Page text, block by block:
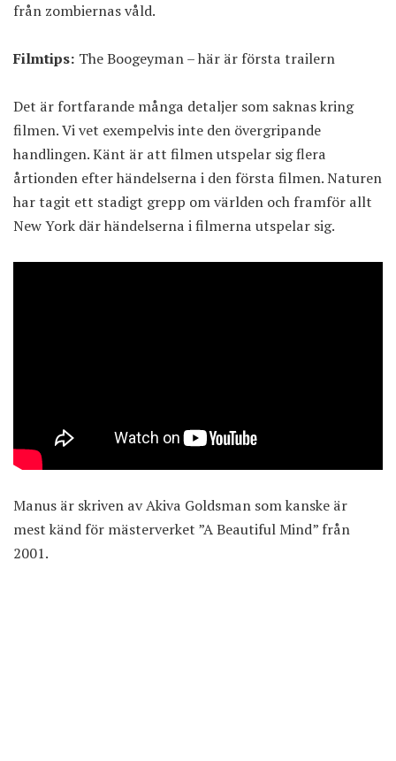
från zombiernas våld.
Filmtips: The Boogeyman – här är första trailern
Det är fortfarande många detaljer som saknas kring
filmen. Vi vet exempelvis inte den övergripande
handlingen. Känt är att filmen utspelar sig flera
årtionden efter händelserna i den första filmen. Naturen
har tagit ett stadigt grepp om världen och framför allt
New York där händelserna i filmerna utspelar sig.
Manus är skriven av Akiva Goldsman som kanske är
mest känd för mästerverket ”A Beautiful Mind” från
2001.